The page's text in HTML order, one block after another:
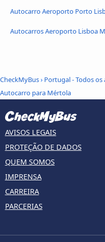
Autocarro Aeroporto Porto
Autocarros Aeroporto Lisboa
CheckMyBus› Portugal - Todos
Autocarro para Mértola
AVISOS LEGAIS
PROTEÇÃO DE DADOS
QUEM SOMOS
IMPRENSA
CARREIRA
PARCERIAS